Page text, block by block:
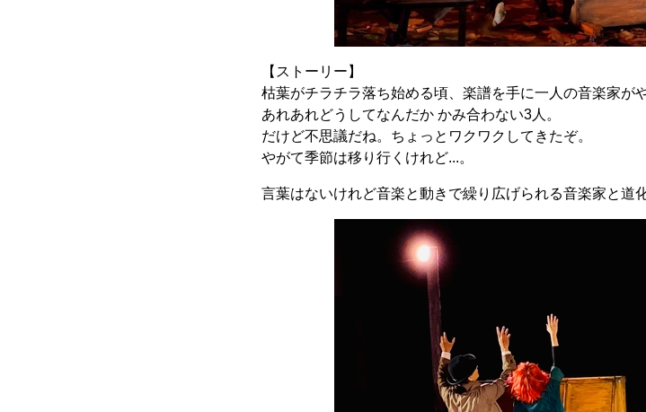
【ストーリー】
枯葉がチラチラ落ち始める頃、楽譜を手に一人の音楽家が
あれあれどうしてなんだか かみ合わない3人。
だけど不思議だね。ちょっとワクワクしてきたぞ。
やがて季節は移り行くけれど...。
言葉はないけれど音楽と動きで繰り広げられる音楽家と道